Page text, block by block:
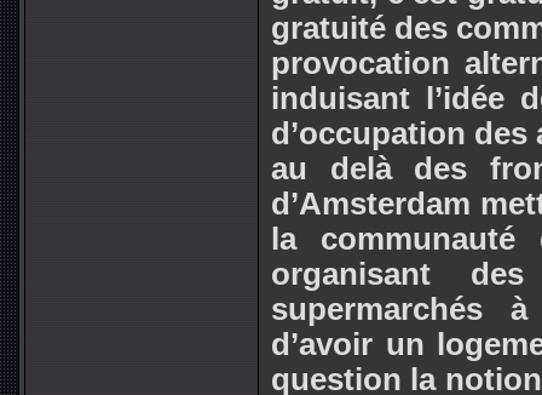
gratuité des
provocation
induisant l’idée
d’occupation des
au delà des
d’Amsterdam
la communauté
organisant
supermarchés
d’avoir un
question la